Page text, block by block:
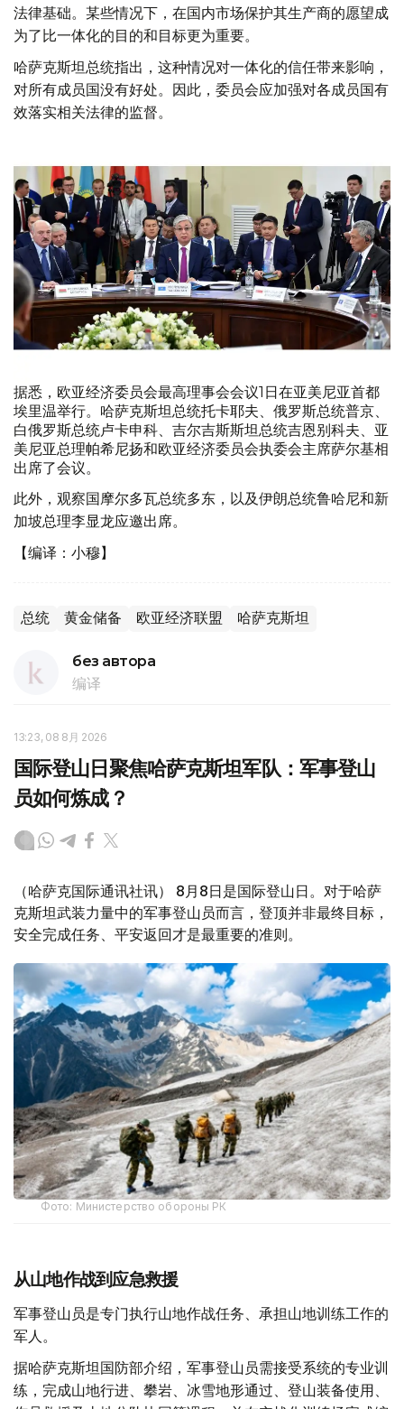
法律基础。某些情况下，在国内市场保护其生产商的愿望成
为了比一体化的目的和目标更为重要。
哈萨克斯坦总统指出，这种情况对一体化的信任带来影响，
对所有成员国没有好处。因此，委员会应加强对各成员国有
效落实相关法律的监督。
据悉，欧亚经济委员会最高理事会会议1日在亚美尼亚首都
埃里温举行。哈萨克斯坦总统托卡耶夫、俄罗斯总统普京、
白俄罗斯总统卢卡申科、吉尔吉斯斯坦总统吉恩别科夫、亚
美尼亚总理帕希尼扬和欧亚经济委员会执委会主席萨尔基相
出席了会议。
此外，观察国摩尔多瓦总统多东，以及伊朗总统鲁哈尼和新
加坡总理李显龙应邀出席。
【编译：小穆】
总统 黄金储备 欧亚经济联盟 哈萨克斯坦
без автора
编译
13:23, 08 8月 2026
国际登山日聚焦哈萨克斯坦军队：军事登山
员如何炼成？
（哈萨克国际通讯社讯） 8月8日是国际登山日。对于哈萨
克斯坦武装力量中的军事登山员而言，登顶并非最终目标，
安全完成任务、平安返回才是最重要的准则。
Фото: Министерство обороны РК
从山地作战到应急救援
军事登山员是专门执行山地作战任务、承担山地训练工作的
军人。
据哈萨克斯坦国防部介绍，军事登山员需接受系统的专业训
练，完成山地行进、攀岩、冰雪地形通过、登山装备使用、